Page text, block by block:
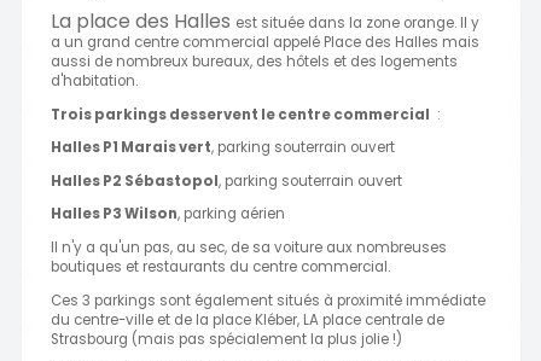
La place des Halles est située dans la zone orange. Il y
a un grand centre commercial appelé Place des Halles mais
aussi de nombreux bureaux, des hôtels et des logements
d'habitation.
Trois parkings desservent le centre commercial :
Halles P1 Marais vert, parking souterrain ouvert
Halles P2 Sébastopol, parking souterrain ouvert
Halles P3 Wilson, parking aérien
Il n'y a qu'un pas, au sec, de sa voiture aux nombreuses
boutiques et restaurants du centre commercial.
Ces 3 parkings sont également situés à proximité immédiate
du centre-ville et de la place Kléber, LA place centrale de
Strasbourg (mais pas spécialement la plus jolie !)